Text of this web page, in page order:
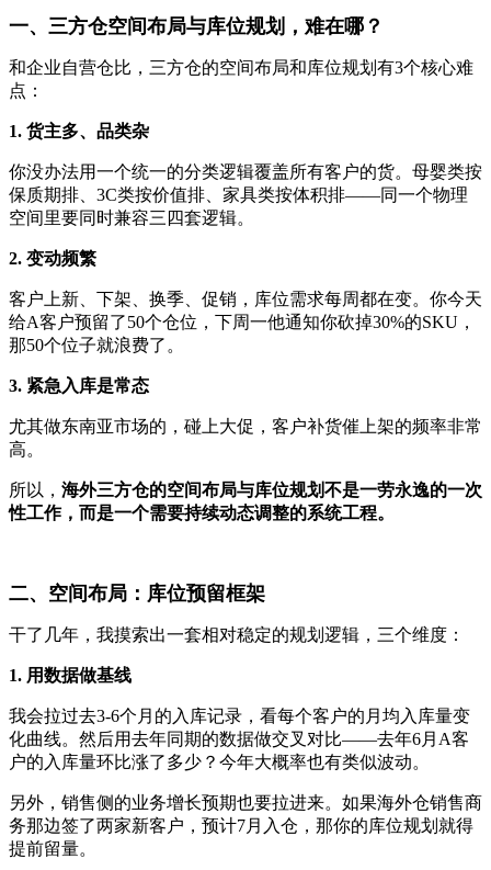
一、三方仓空间布局与库位规划，难在哪？
和企业自营仓比，三方仓的空间布局和库位规划有3个核心难
点：
1. 货主多、品类杂
你没办法用一个统一的分类逻辑覆盖所有客户的货。母婴类按
保质期排、3C类按价值排、家具类按体积排——同一个物理
空间里要同时兼容三四套逻辑。
2. 变动频繁
客户上新、下架、换季、促销，库位需求每周都在变。你今天
给A客户预留了50个仓位，下周一他通知你砍掉30%的SKU，
那50个位子就浪费了。
3. 紧急入库是常态
尤其做东南亚市场的，碰上大促，客户补货催上架的频率非常
高。
所以， 海外三方仓的空间布局与库位规划不是一劳永逸的一次
性工作，而是一个需要持续动态调整的系统工程。
二、空间布局：库位预留框架
干了几年，我摸索出一套相对稳定的规划逻辑，三个维度：
1. 用数据做基线
我会拉过去3-6个月的入库记录，看每个客户的月均入库量变
化曲线。然后用去年同期的数据做交叉对比——去年6月A客
户的入库量环比涨了多少？今年大概率也有类似波动。
另外，销售侧的业务增长预期也要拉进来。如果海外仓销售商
务那边签了两家新客户，预计7月入仓，那你的库位规划就得
提前留量。